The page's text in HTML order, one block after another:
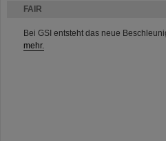
FAIR
Bei GSI entsteht das neue
mehr.